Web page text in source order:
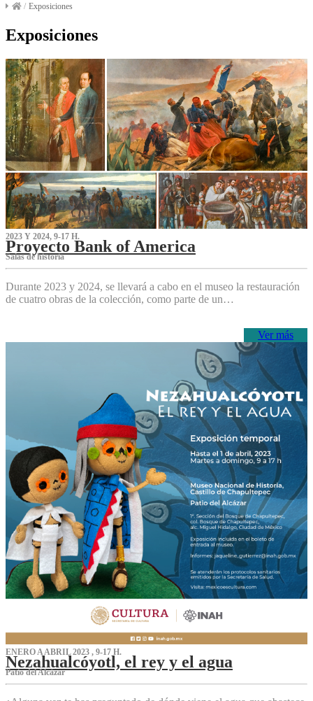
/ Exposiciones
Exposiciones
2023 Y 2024, 9-17 H.
Proyecto Bank of America
S‌alas de historia
Durante 2023 y 2024, se llevará a cabo en el museo la restauración
de cuatro obras de la colección, como parte de un…
Ver más
ENERO A ABRIL 2023 , 9-17 H.
Nezahualcóyotl, el rey y el agua
Patio del Alcázar